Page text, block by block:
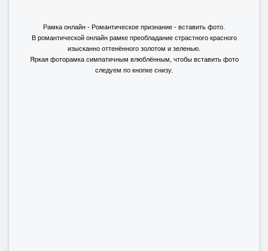
Рамка онлайн - Романтическое признание - вставить фото.
В романтической онлайн рамке преобладание страстного красного
изысканно оттенённого золотом и зеленью.
Яркая фоторамка симпатичным влюблённым, чтобы вставить фото
следуем по кнопке снизу.